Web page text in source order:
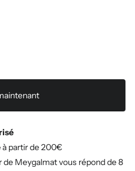
à partir de 200€
de Meygalmat vous répond de 8